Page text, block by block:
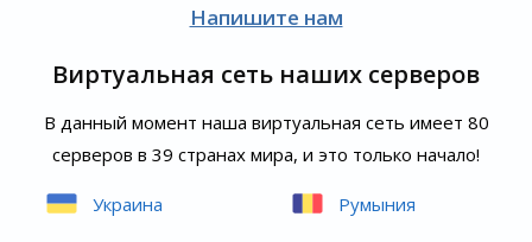
Напишите нам
Виртуальная сеть наших серверов
В данный момент наша виртуальная сеть имеет 80
серверов в 39 странах мира, и это только начало!
Украина Румыния